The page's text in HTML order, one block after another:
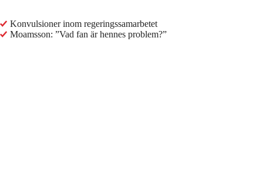
Konvulsioner inom regeringssamarbetet
Moamsson: ”Vad fan är hennes problem?”